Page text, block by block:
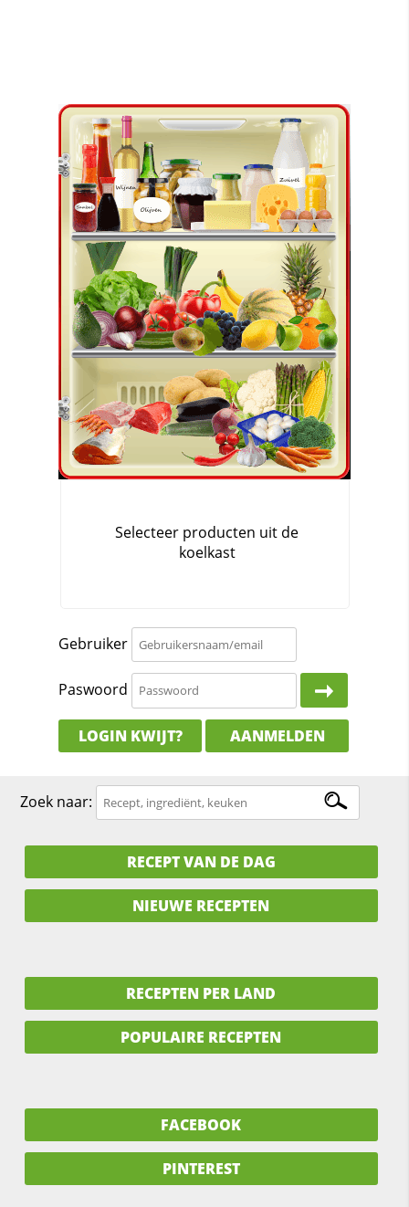
Gebruiker
Paswoord
LOGIN KWIJT? AANMELDEN
Zoek naar:
RECEPT VAN DE DAG
NIEUWE RECEPTEN
RECEPTEN PER LAND
POPULAIRE RECEPTEN
FACEBOOK
PINTEREST